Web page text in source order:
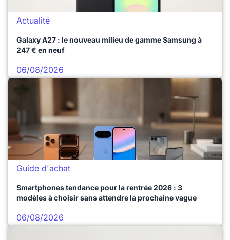
Actualité
Galaxy A27 : le nouveau milieu de gamme Samsung à
247 € en neuf
06/08/2026
Guide d'achat
Smartphones tendance pour la rentrée 2026 : 3
modèles à choisir sans attendre la prochaine vague
06/08/2026